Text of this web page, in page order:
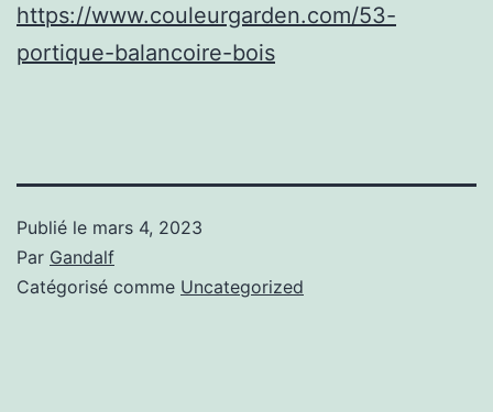
https://www.couleurgarden.com/53-
portique-balancoire-bois
Publié le mars 4, 2023
Par Gandalf
Catégorisé comme Uncategorized